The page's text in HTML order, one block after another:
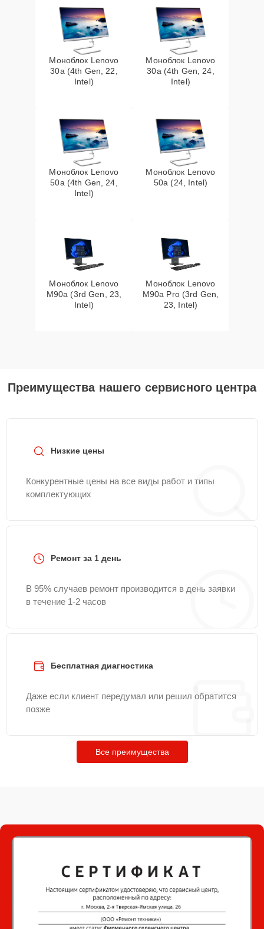
Моноблок Lenovo
30a (4th Gen, 22,
Intel)
Моноблок Lenovo
30a (4th Gen, 24,
Intel)
Моноблок Lenovo
50a (4th Gen, 24,
Intel)
Моноблок Lenovo
50a (24, Intel)
Моноблок Lenovo
M90a (3rd Gen, 23,
Intel)
Моноблок Lenovo
M90a Pro (3rd Gen,
23, Intel)
Преимущества нашего сервисного центра
Низкие цены
Конкурентные цены на все виды работ и типы
комплектующих
Ремонт за 1 день
В 95% случаев ремонт производится в день заявки
в течение 1-2 часов
Бесплатная диагностика
Даже если клиент передумал или решил обратится
позже
Все преимущества